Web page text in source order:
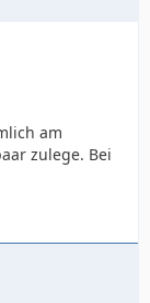
am
zulege. Bei